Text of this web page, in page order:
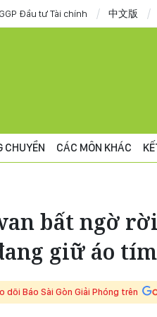
Đầu tư Tài chính 中文版
CHUYỀN CÁC MÔN KHÁC
bất ngờ
giữ áo tím
dõi Báo Sài Gòn Giải Phóng trên